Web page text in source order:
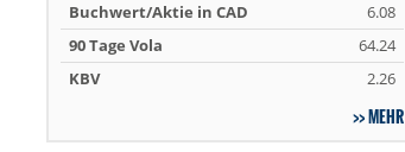
Buchwert/Aktie in CAD
6.08
90 Tage Vola
64.24
KBV
2.26
MEHR